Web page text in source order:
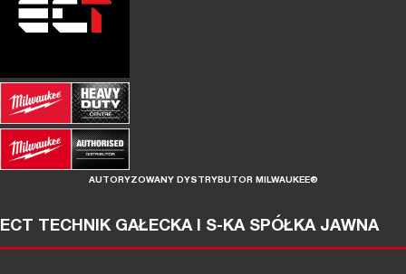
AUTORYZOWANY DYSTRYBUTOR MILWAUKEE®
ECT TECHNIK GAŁECKA I S-KA SPÓŁKA JAWNA